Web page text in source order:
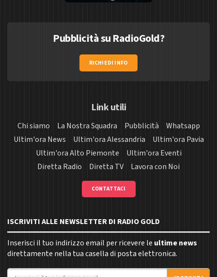
Pubblicità su RadioGold?
RICHIEDI INFO
Link utili
Chi siamo La Nostra Squadra Pubblicità
Whatsapp
Ultim'ora News
Ultim'ora Alessandria
Ultim'ora Pavia
Ultim'ora Alto Piemonte
Ultim'ora Eventi
Diretta Radio
Diretta TV Lavora con Noi
CONTATTACI
ISCRIVITI ALLE NEWSLETTER DI RADIO GOLD
Inserisci il tuo indirizzo email per ricevere le ultime news
direttamente nella tua casella di posta elettronica.
Indirizzo email